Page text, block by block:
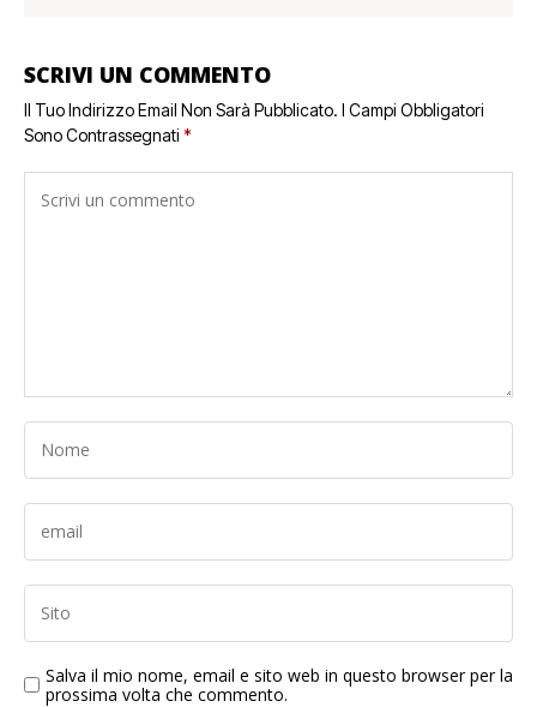
SCRIVI UN COMMENTO
Il Tuo Indirizzo Email Non Sarà Pubblicato. I Campi Obbligatori
Sono Contrassegnati *
Salva il mio nome, email e sito web in questo browser per la
prossima volta che commento.